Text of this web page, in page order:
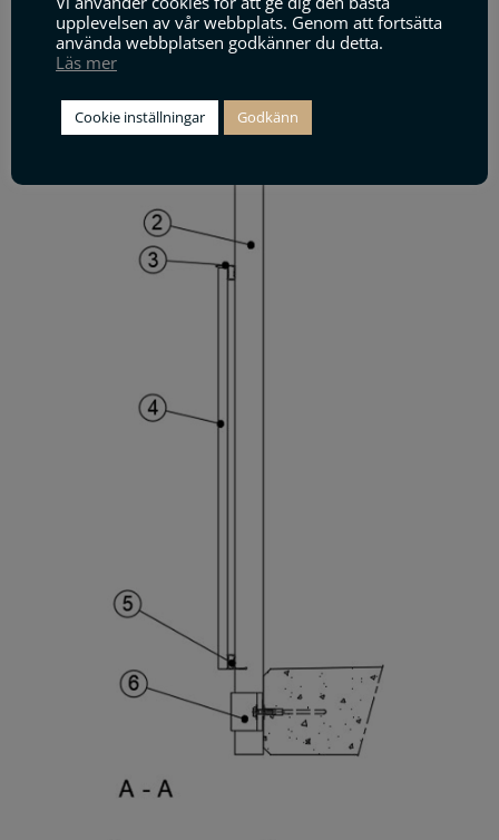
9 Ingjutningsbygel M10 c/c 100mm
upplevelsen av vår webbplats. Genom att fortsätta
använda webbplatsen godkänner du detta.
Läs mer
Cookie inställningar Godkänn